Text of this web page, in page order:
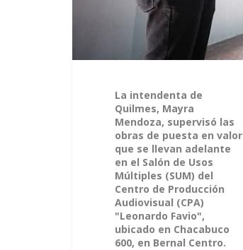
La intendenta de
Quilmes, Mayra
Mendoza, supervisó las
obras de puesta en valor
que se llevan adelante
en el Salón de Usos
Múltiples (SUM) del
Centro de Producción
Audiovisual (CPA)
"Leonardo Favio",
ubicado en Chacabuco
600, en Bernal Centro.